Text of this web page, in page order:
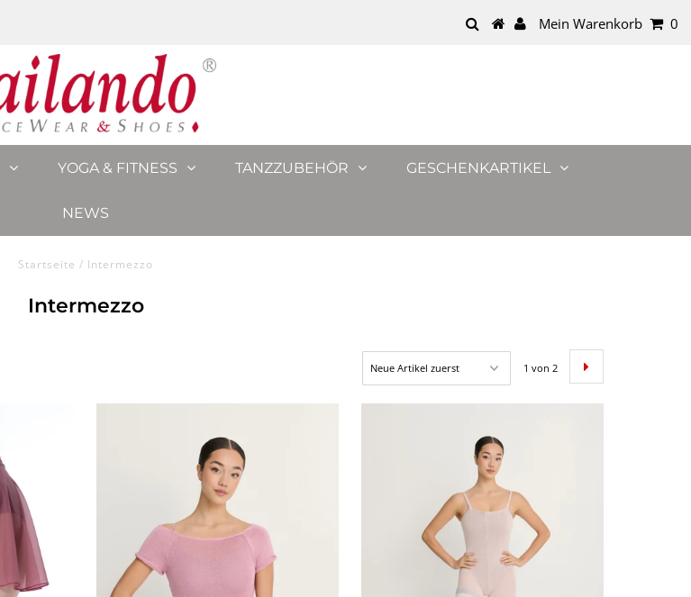
Mein Warenkorb 0
YOGA & FITNESS TANZZUBEHÖR GESCHENKARTIKEL
NEWS
Startseite / Intermezzo
Intermezzo
1 von 2